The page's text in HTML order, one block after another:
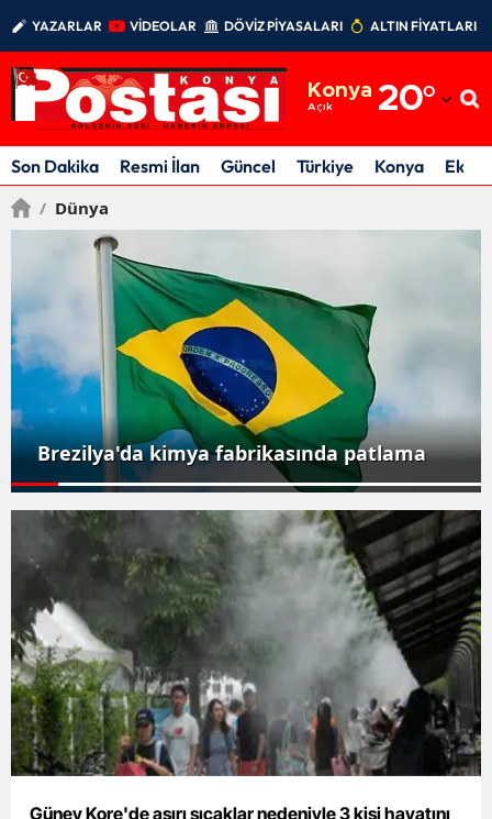
YAZARLAR VİDEOLAR DÖVİZ PİYASALARI ALTIN FİYATLARI
Konya
Açık 20°
Adıyaman
Afyonkarahisar
Antalya
Artvin
Aydın
Balıkesir
Bilecik
Bingöl
Bitlis
Bolu
Burdur
Bursa
Son Dakika Resmi İlan Güncel Türkiye Konya
/ Dünya
Brezilya'da kimya fabrikasında patlama
Güney Kore'de aşırı sıcaklar nedeniyle 3 kişi hayatını